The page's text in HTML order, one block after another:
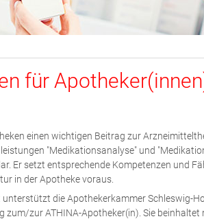
für
einen wichtigen Beitrag zur
"Medikationsanalyse" und
Er setzt entsprechende Kompetenzen und
in der Apotheke voraus.
unterstützt die Apothekerkammer Schleswig-
zum/zur ATHINA-Apotheker(in). Sie beinhaltet